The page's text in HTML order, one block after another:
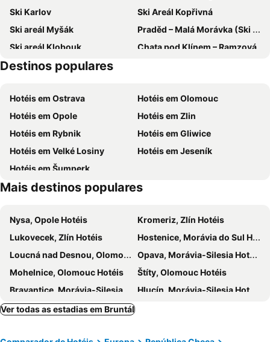
Ski Karlov
Ski Areál Kopřivná
Ski areál Myšák
Praděd – Malá Morávka (Ski Karlov)
Ski areál Klobouk
Chata pod Klínem – Ramzová
St. Kopecek church and monastery
Olomouc
Zabreh Ostrava Airport
Ski areál Červenohorské sedlo
Destinos populares
Hotéis em Ostrava
Hotéis em Olomouc
Hotéis em Opole
Hotéis em Zlin
Hotéis em Rybnik
Hotéis em Gliwice
Hotéis em Velké Losiny
Hotéis em Jeseník
Hotéis em Šumperk
Mais destinos populares
Nysa, Opole Hotéis
Kromeriz, Zlín Hotéis
Lukovecek, Zlín Hotéis
Hostenice, Morávia do Sul Hotéis
Loucná nad Desnou, Olomouc Hotéis
Opava, Morávia-Silesia Hotéis
Mohelnice, Olomouc Hotéis
Štíty, Olomouc Hotéis
Bravantice, Morávia-Silesia Hotéis
Hlucín, Morávia-Silesia Hotéis
Międzygórze, Baixa Silésia Hotéis
Ver todas as estadias em Bruntál